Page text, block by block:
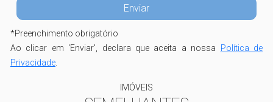
*Preenchimento obrigatório
Ao clicar em 'Enviar', declara que aceita a nossa Política de
Privacidade
IMÓVEIS